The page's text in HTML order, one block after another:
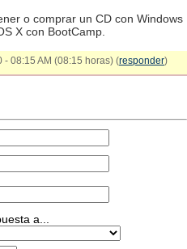
o comprar un CD con Windows
X con BootCamp.
- 08:15 AM (08:15 horas) (responder)
a...